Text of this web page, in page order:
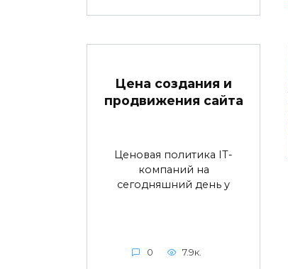
Цена создания и
продвижения сайта
Ценовая политика IT-
компаний на
сегодняшний день у
0 7.9к.